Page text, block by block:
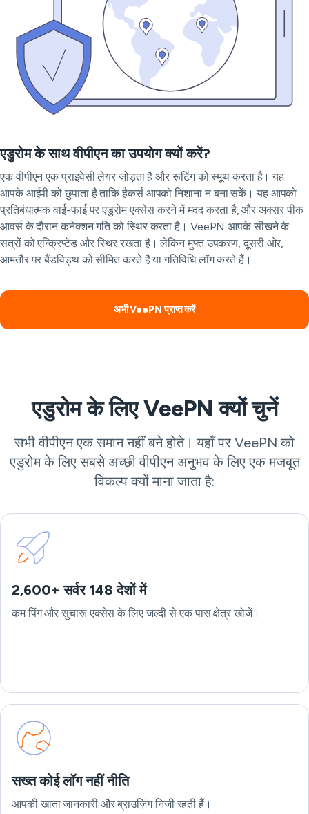
एडुरोम के साथ वीपीएन का उपयोग क्यों करें?
एक वीपीएन एक प्राइवेसी लेयर जोड़ता है और रूटिंग को स्मूथ करता है। यह
आपके आईपी को छुपाता है ताकि हैकर्स आपको निशाना न बना सकें। यह आपको
प्रतिबंधात्मक वाई-फाई पर एडुरोम एक्सेस करने में मदद करता है, और अक्सर पीक
आवर्स के दौरान कनेक्शन गति को स्थिर करता है। VeePN आपके सीखने के
सत्रों को एन्क्रिप्टेड और स्थिर रखता है। लेकिन मुफ्त उपकरण, दूसरी ओर,
आमतौर पर बैंडविड्थ को सीमित करते हैं या गतिविधि लॉग करते हैं।
अभी VeePN प्राप्त करें
एडुरोम के लिए VeePN क्यों चुनें
सभी वीपीएन एक समान नहीं बने होते। यहाँ पर VeePN को
एडुरोम के लिए सबसे अच्छी वीपीएन अनुभव के लिए एक मजबूत
विकल्प क्यों माना जाता है:
2,600+ सर्वर 148 देशों में
कम पिंग और सुचारू एक्सेस के लिए जल्दी से एक पास क्षेत्र खोजें।
सख्त कोई लॉग नहीं नीति
आपकी खाता जानकारी और ब्राउज़िंग निजी रहती हैं।